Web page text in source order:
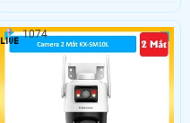
1074